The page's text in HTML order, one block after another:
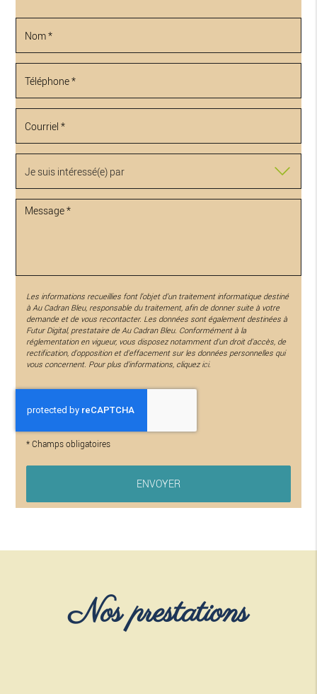
Les informations recueillies font l’objet d’un traitement informatique destiné
à Au Cadran Bleu, responsable du traitement, afin de donner suite à votre
demande et de vous recontacter. Les données sont également destinées à
Futur Digital, prestataire de Au Cadran Bleu. Conformément à la
réglementation en vigueur, vous disposez notamment d'un droit d'accès, de
rectification, d'opposition et d'effacement sur les données personnelles qui
vous concernent. Pour plus d’informations, cliquez ici.
*Champs obligatoires
Nos prestations